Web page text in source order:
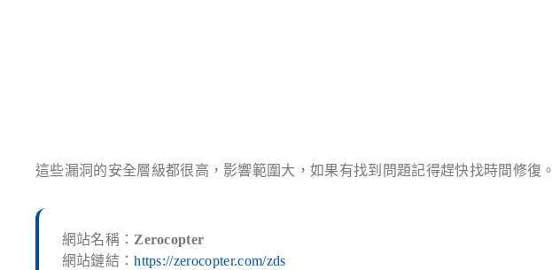
這些漏洞的安全層級都很高，影響範圍大，如果有找到問題記得趕快找時間修復。
網站名稱： Zerocopter
網站鏈結：https://zerocopter.com/zds